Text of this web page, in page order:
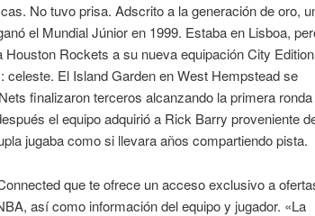
No tuvo prisa. Adscrito a la generación de oro,
el Mundial Júnior en 1999. Estaba en Lisboa,
Rockets a su nueva equipación City
celeste. El Island Garden en West Hempstead se
finalizaron terceros alcanzando la primera
el equipo adquirió a Rick Barry proveniente
jugaba como si llevara años compartiendo pista.
que te ofrece un acceso exclusivo a
así como información del equipo y jugador. «La